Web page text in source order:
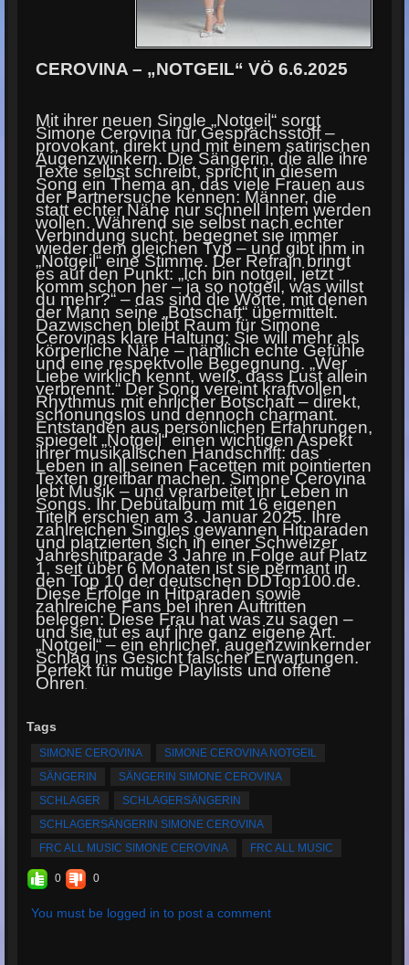
CEROVINA – „NOTGEIL“ VÖ 6.6.2025
Mit ihrer neuen Single „Notgeil“ sorgt
Simone Cerovina für Gesprächsstoff –
provokant, direkt und mit einem satirischen
Augenzwinkern. Die Sängerin, die alle ihre
Texte selbst schreibt, spricht in diesem
Song ein Thema an, das viele Frauen aus
der Partnersuche kennen: Männer, die
statt echter Nähe nur schnell Intem werden
wollen. Während sie selbst nach echter
Verbindung sucht, begegnet sie immer
wieder dem gleichen Typ – und gibt ihm in
„Notgeil“ eine Stimme. Der Refrain bringt
es auf den Punkt: „Ich bin notgeil, jetzt
komm schon her – ja so notgeil, was willst
du mehr?“ – das sind die Worte, mit denen
der Mann seine „Botschaft“ übermittelt.
Dazwischen bleibt Raum für Simone
Cerovinas klare Haltung: Sie will mehr als
körperliche Nähe – nämlich echte Gefühle
und eine respektvolle Begegnung. „Wer
Liebe wirklich kennt, weiß, dass Lust allein
verbrennt.“ Der Song vereint kraftvollen
Rhythmus mit ehrlicher Botschaft – direkt,
schonungslos und dennoch charmant.
Entstanden aus persönlichen Erfahrungen,
spiegelt „Notgeil“ einen wichtigen Aspekt
ihrer musikalischen Handschrift: das
Leben in all seinen Facetten mit pointierten
Texten greifbar machen. Simone Cerovina
lebt Musik – und verarbeitet ihr Leben in
Songs. Ihr Debütalbum mit 16 eigenen
Titeln erschien am 3. Januar 2025. Ihre
zahlreichen Singles gewannen Hitparaden
und platzierten sich in einer Schweizer
Jahreshitparade 3 Jahre in Folge auf Platz
1, seit über 6 Monaten ist sie permant in
den Top 10 der deutschen DDTop100.de.
Diese Erfolge in Hitparaden sowie
zahlreiche Fans bei ihren Auftritten
belegen: Diese Frau hat was zu sagen –
und sie tut es auf ihre ganz eigene Art.
„Notgeil“ – ein ehrlicher, augenzwinkernder
Schlag ins Gesicht falscher Erwartungen.
Perfekt für mutige Playlists und offene
Ohren
Tags
SIMONE CEROVINA
SIMONE CEROVINA NOTGEIL
SÄNGERIN
SÄNGERIN SIMONE CEROVINA
SCHLAGER
SCHLAGERSÄNGERIN
SCHLAGERSÄNGERIN SIMONE CEROVINA
FRC ALL MUSIC SIMONE CEROVINA
FRC ALL MUSIC
0 0
You must be logged in to post a comment